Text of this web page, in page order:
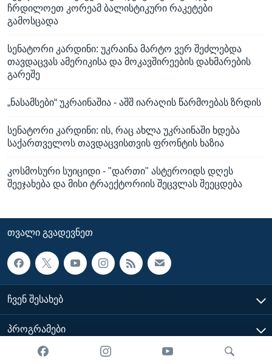
ჩრდილოეთ კორეამ ბალისტიკური რაკეტები
გამოსცადა
სენატორი კარდინი: უკრაინა მარტო ვერ შეძლებდა
თავდაცვას ამერიკისა და მოკავშირეების დახმარების
გარეშე
„ნასამსები“ უკრაინაშია - აშშ იარაღის წარმოებას ზრდის
სენატორი კარდინი: ის, რაც ახლა უკრაინაში ხდება
საქართველოს თავდაცვისთვის ფრონტის ხაზია
კოსმოსური სუიციდი - "დართი" ასტეროიდს დღეს
შეეჯახება და მისი ტრაექტორიის შეცვლას შეეცდება
ᲗᲕᲐᲚᲘ ᲒᲕᲐᲓᲔᲕᲜᲔᲗ
ᲩᲕᲔᲜ ᲨᲔᲡᲐᲮᲔᲑ
ᲞᲠᲝᲒᲠᲐᲛᲔᲑᲘ